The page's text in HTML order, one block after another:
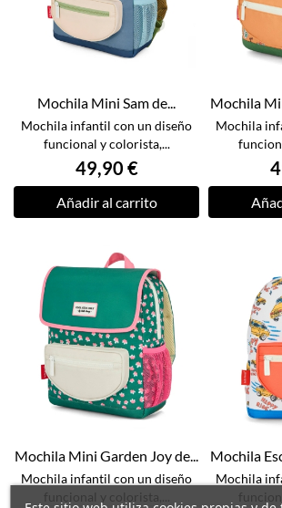
Mochila Mini Sam de...
Mochila infantil con un diseño
funcional y colorista,...
49,90 €
Añadir al carrito
Mochila
Mochila
Mochila Mini Garden Joy de...
Mochila infantil con un diseño
funcional y colorista,...
Mochila
Mochila